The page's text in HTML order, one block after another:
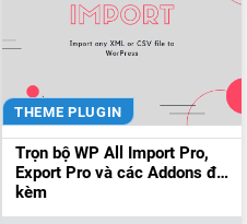
THEME PLUGIN
Trọn bộ WP All Import Pro,
Export Pro và các Addons đi
kèm